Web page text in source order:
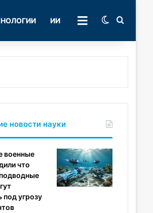
ИИ РУБРИКИSwitch skin
новости науки
военные
что
под угрозу